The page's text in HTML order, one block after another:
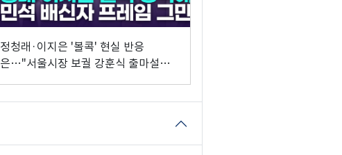
정청래·이지은 '볼콕' 현실 반응
은…"서울시장 보궐 강훈식 출마설도"